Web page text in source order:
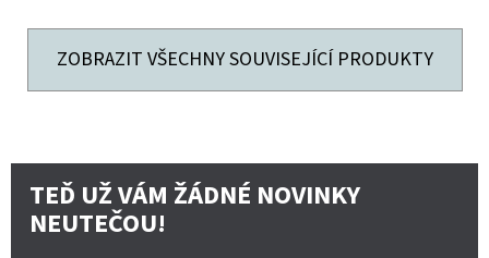
ZOBRAZIT VŠECHNY SOUVISEJÍCÍ PRODUKTY
TEĎ UŽ VÁM ŽÁDNÉ NOVINKY
NEUTEČOU!